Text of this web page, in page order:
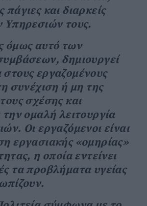
και διαρκείς
Υπηρεσιών τους.
όμως αυτό των
δημιουργεί
εργαζομένους
συνέχιση ή μη της
σχέσης και
την ομαλή λειτουργία
Οι εργαζόμενοι είναι
εργασιακής «ομηρίας»
η οποία εντείνει
τα προβλήματα υγείας